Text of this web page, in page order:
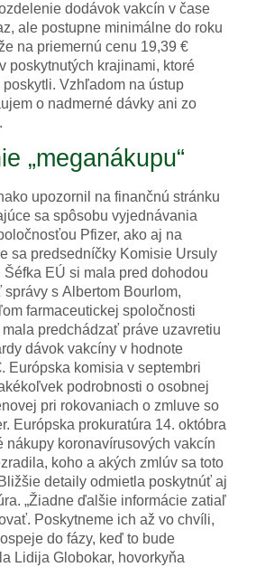
dodávok vakcín v čase
ale postupne minimálne do roku
na priemernú cenu 19,39 €
poskytnutých krajinami, ktoré
Vzhľadom na ústup
o nadmerné dávky ani zo
„meganákupu“
upozornil na finančnú stránku
sa spôsobu vyjednávania
Pfizer, ako aj na
sa predsedníčky Komisie Ursuly
EÚ si mala pred dohodou
s Albertom Bourlom,
farmaceutickej spoločnosti
predchádzať práve uzavretiu
dávok vakcíny v hodnote
Európska komisia v septembri
podrobnosti o osobnej
pri rokovaniach o zmluve so
Európska prokuratúra 14. októbra
nákupy koronavírusových vakcín
koho a akých zmlúv sa toto
detaily odmietla poskytnúť aj
„Žiadne ďalšie informácie zatiaľ
Poskytneme ich až vo chvíli,
do fázy, keď to bude
Lidija Globokar, hovorkyňa